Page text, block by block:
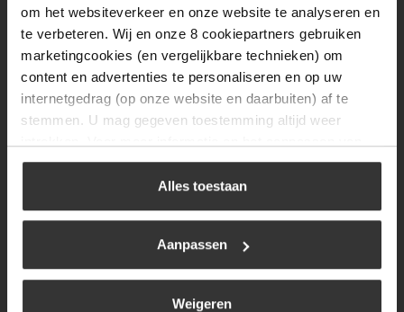
om het websiteverkeer en onze website te analyseren en
te verbeteren. Wij en onze 8 cookiepartners gebruiken
marketingcookies (en vergelijkbare technieken) om
content en advertenties te personaliseren en op uw
internetgedrag (op onze website en daarbuiten) af te
stemmen. U mag gegeven toestemming altijd weer
uw keuze op onze website verwijzen wij u naar ons
Alles toestaan
Aanpassen
Weigeren
Zaterdag
09:30 tot 12:00
Zondag
Gesloten
Navigatie
BBQ
Kamperen
Gastechniek